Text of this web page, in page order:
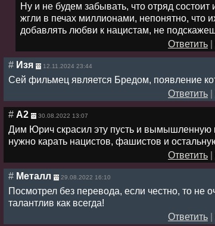
Ну и не будем забывать, что отряд
жгли в печах миллионами, непонятно, что
добавлять любви к нацистам, не
Ответить
# Изя 12.11.2024 23:44
Сей фильмец является Бредом, появление
Ответить
# А2 30.08.2022 13:07
Дим Юрич скрасил эту пусть и вымышленную
нужно карать нацистов, фашистов и
Ответить
# Металл 29.08.2022 16:10
Посмотрел без перевода, если честно, то не
талантлив как всегда!
Ответить